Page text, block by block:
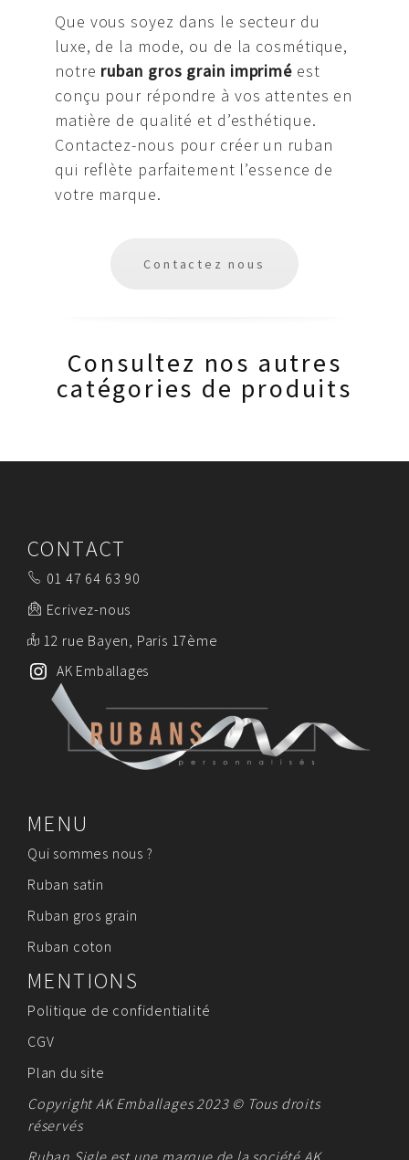
Que vous soyez dans le secteur du
luxe, de la mode, ou de la cosmétique,
notre ruban gros grain imprimé est
conçu pour répondre à vos attentes en
matière de qualité et d’esthétique.
Contactez-nous pour créer un ruban
qui reflète parfaitement l’essence de
votre marque.
Contactez nous
Consultez nos autres
catégories de produits
CONTACT
01 47 64 63 90
Ecrivez-nous
12 rue Bayen, Paris 17ème
AK Emballages
MENU
Qui sommes nous ?
Ruban satin
Ruban gros grain
Ruban coton
MENTIONS
Politique de confidentialité
CGV
Plan du site
Copyright AK Emballages 2023 © Tous droits
réservés